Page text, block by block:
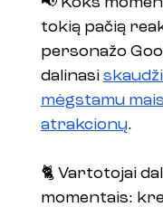
tokią pačią
personažo
dalinasi
mėgstamu
atrakcionų.
🐈 Vartotojai
momentais: